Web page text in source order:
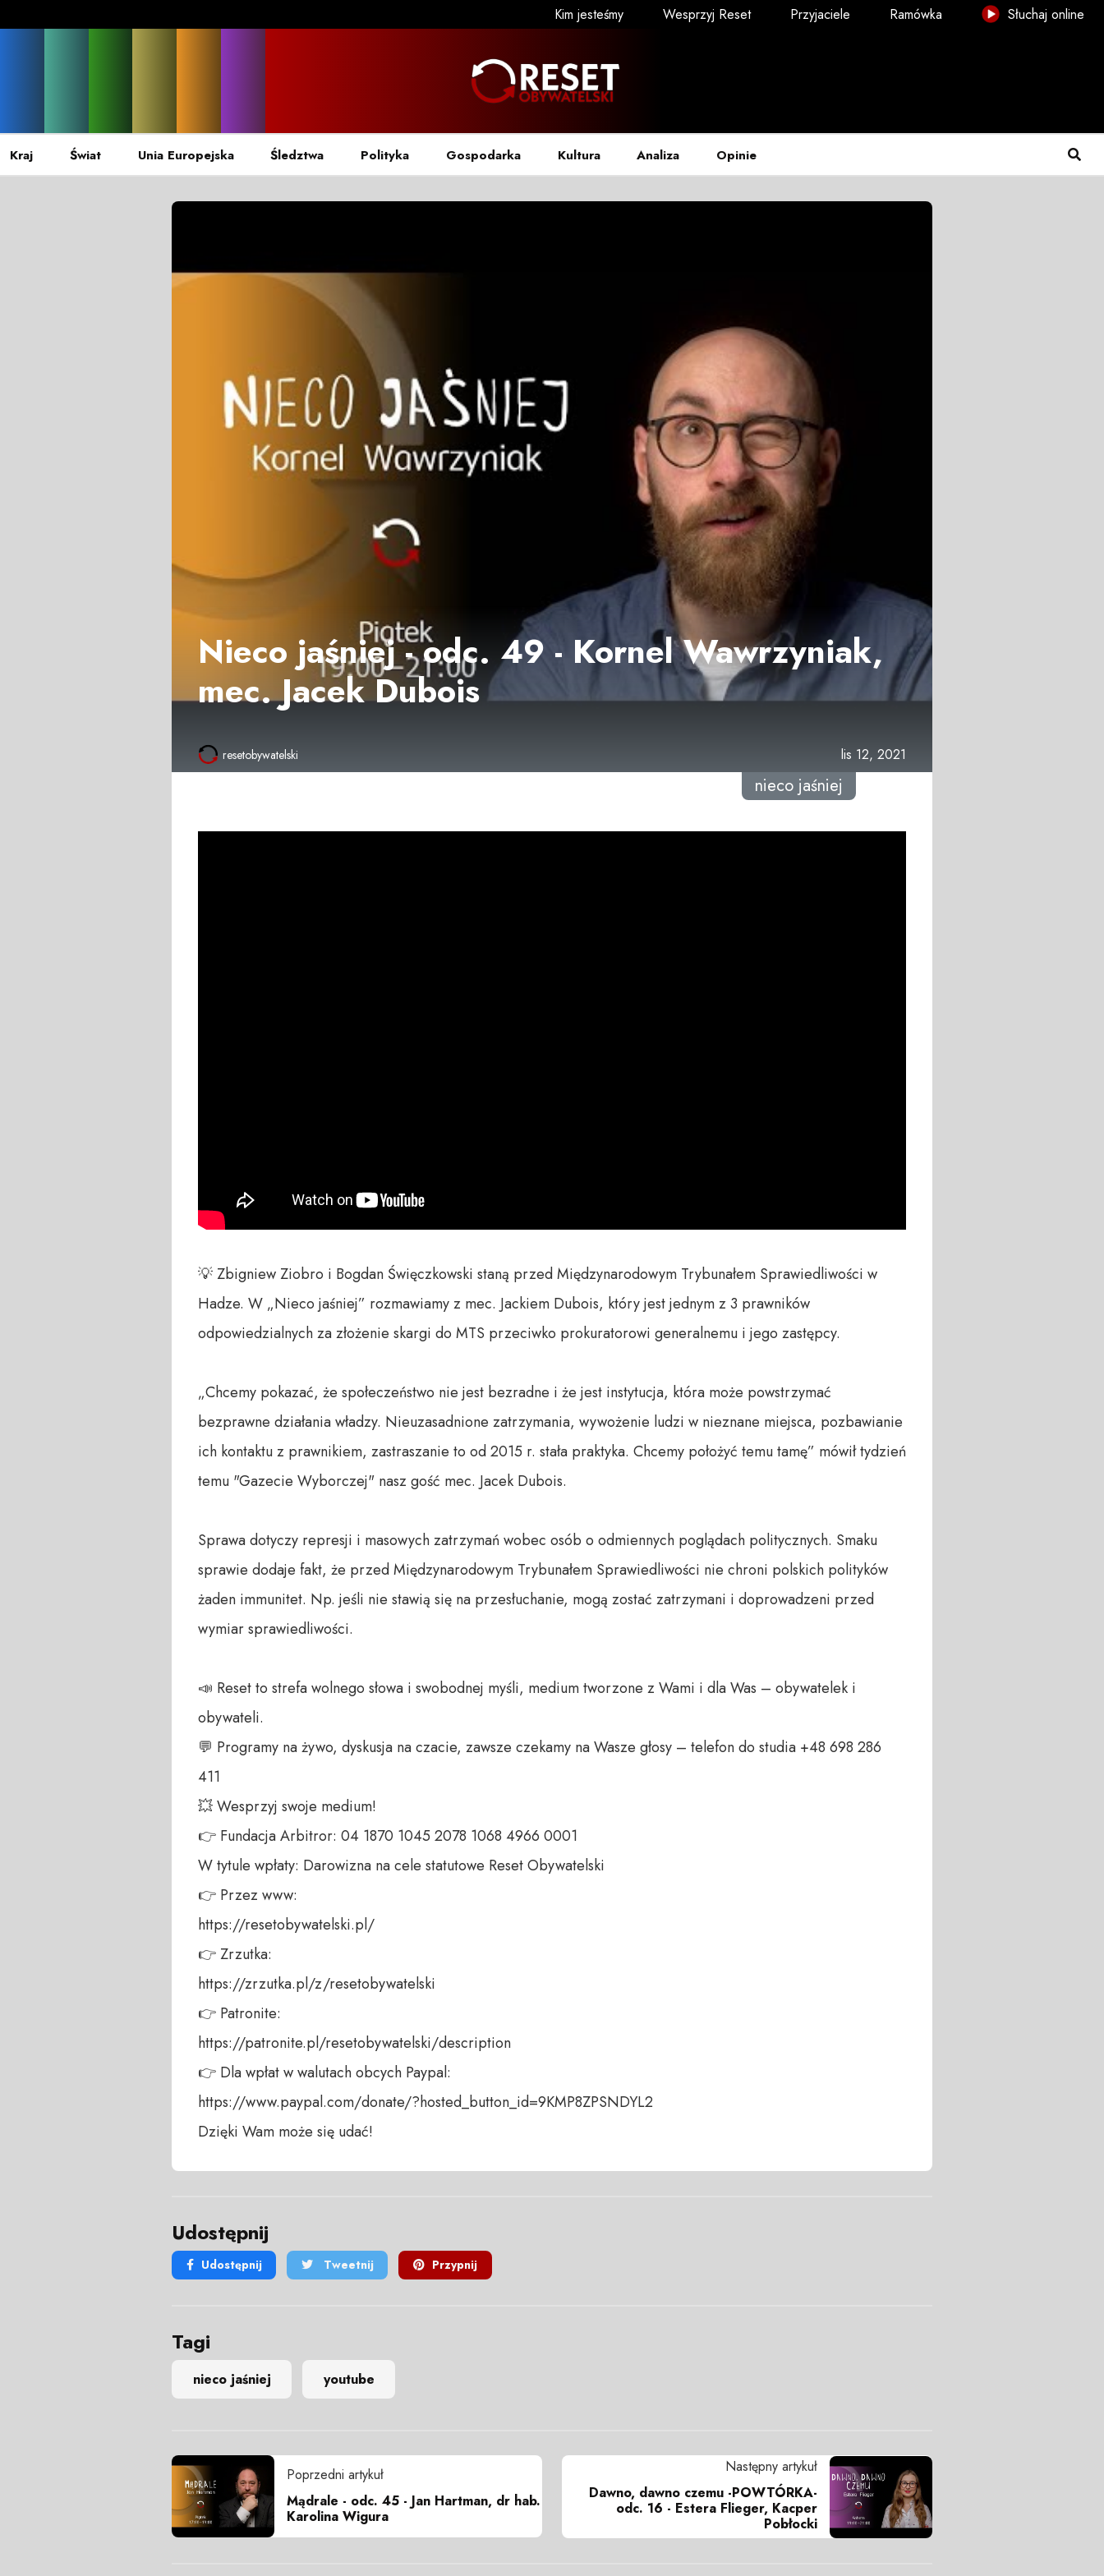
Kim jesteśmy Wesprzyj Reset Przyjaciele Ramówka Słuchaj online
Kraj Świat Unia Europejska Śledztwa Polityka Gospodarka Kultura Analiza Opinie
Nieco jaśniej - odc. 49 - Kornel Wawrzyniak,
mec. Jacek Dubois
resetobywatelski lis 12, 2021
nieco jaśniej
💡 Zbigniew Ziobro i Bogdan Święczkowski staną przed Międzynarodowym Trybunałem Sprawiedliwości w
Hadze. W „Nieco jaśniej” rozmawiamy z mec. Jackiem Dubois, który jest jednym z 3 prawników
odpowiedzialnych za złożenie skargi do MTS przeciwko prokuratorowi generalnemu i jego zastępcy.
„Chcemy pokazać, że społeczeństwo nie jest bezradne i że jest instytucja, która może powstrzymać
bezprawne działania władzy. Nieuzasadnione zatrzymania, wywożenie ludzi w nieznane miejsca, pozbawianie
ich kontaktu z prawnikiem, zastraszanie to od 2015 r. stała praktyka. Chcemy położyć temu tamę” mówił tydzień
temu "Gazecie Wyborczej" nasz gość mec. Jacek Dubois.
Sprawa dotyczy represji i masowych zatrzymań wobec osób o odmiennych poglądach politycznych. Smaku
sprawie dodaje fakt, że przed Międzynarodowym Trybunałem Sprawiedliwości nie chroni polskich polityków
żaden immunitet. Np. jeśli nie stawią się na przesłuchanie, mogą zostać zatrzymani i doprowadzeni przed
wymiar sprawiedliwości.
📣 Reset to strefa wolnego słowa i swobodnej myśli, medium tworzone z Wami i dla Was – obywatelek i
obywateli.
💬 Programy na żywo, dyskusja na czacie, zawsze czekamy na Wasze głosy – telefon do studia +48 698 286
411
💥 Wesprzyj swoje medium!
👉 Fundacja Arbitror: 04 1870 1045 2078 1068 4966 0001
W tytule wpłaty: Darowizna na cele statutowe Reset Obywatelski
👉 Przez www:
https://resetobywatelski.pl/
👉 Zrzutka:
https://zrzutka.pl/z/resetobywatelski
👉 Patronite:
https://patronite.pl/resetobywatelski/description
👉 Dla wpłat w walutach obcych Paypal:
https://www.paypal.com/donate/?hosted_button_id=9KMP8ZPSNDYL2
Dzięki Wam może się udać!
Udostępnij
Udostępnij Tweetnij Przypnij
Tagi
nieco jaśniej youtube
Poprzedni artykuł
Mądrale - odc. 45 - Jan Hartman, dr hab.
Karolina Wigura
Następny artykuł
Dawno, dawno czemu -POWTÓRKA-
odc. 16 - Estera Flieger, Kacper
Pobłocki